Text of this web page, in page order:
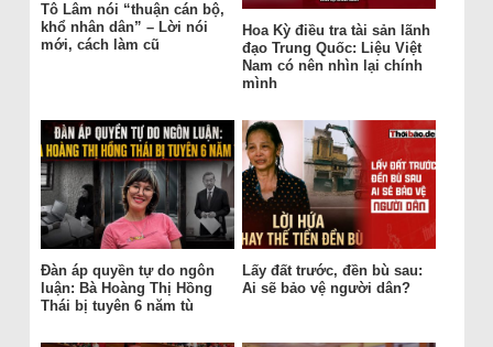
Tô Lâm nói “thuận cán bộ,
khổ nhân dân” – Lời nói
mới, cách làm cũ
Hoa Kỳ điều tra tài sản lãnh
đạo Trung Quốc: Liệu Việt
Nam có nên nhìn lại chính
mình
Đàn áp quyền tự do ngôn
luận: Bà Hoàng Thị Hồng
Thái bị tuyên 6 năm tù
Lấy đất trước, đền bù sau:
Ai sẽ bảo vệ người dân?